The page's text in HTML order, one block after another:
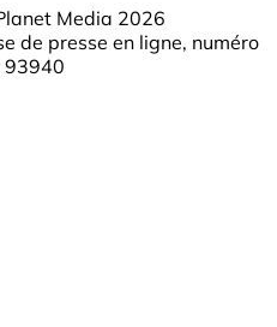
Media 2026
de presse en ligne, numéro
93940